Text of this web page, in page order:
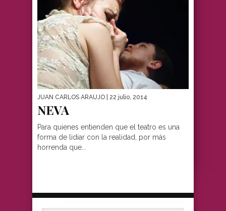
JUAN CARLOS ARAUJO | 22 julio, 2014
NEVA
Para quienes entienden que el teatro es una
forma de lidiar con la realidad, por más
horrenda que...